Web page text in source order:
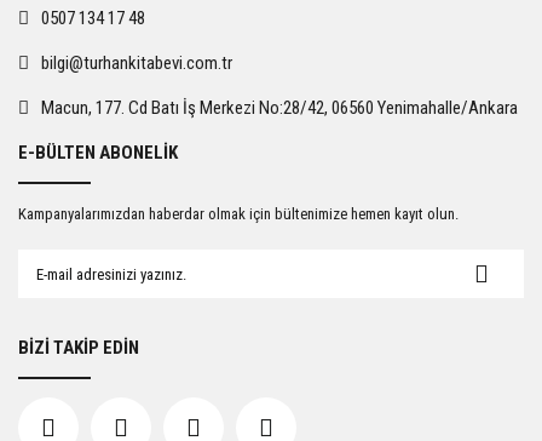
Ürün fiyatı diğer sitelerden daha pahalı.
Gönder
0507 134 17 48
bilgi@turhankitabevi.com.tr
Macun, 177. Cd Batı İş Merkezi No:28/42, 06560 Yenimahalle/Ankara
E-BÜLTEN ABONELİK
Kampanyalarımızdan haberdar olmak için bültenimize hemen kayıt olun.
BİZİ TAKİP EDİN